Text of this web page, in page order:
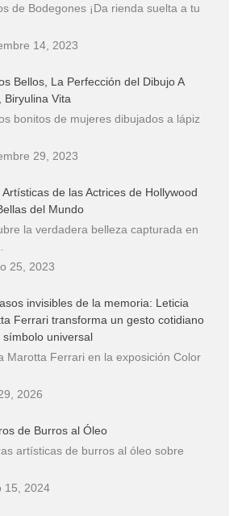
de Bodegones ¡Da rienda suelta a tu
14, 2023
Bellos, La Perfección del Dibujo A
Biryulina Vita
bonitos de mujeres dibujados a lápiz
29, 2023
Artísticas de las Actrices de Hollywood
del Mundo
la verdadera belleza capturada en
25, 2023
invisibles de la memoria: Leticia
Ferrari transforma un gesto cotidiano
símbolo universal
Marotta Ferrari en la exposición Color
2026
de Burros al Óleo
artísticas de burros al óleo sobre
15, 2024